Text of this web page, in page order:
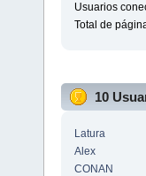
Usuarios
Total de
10
Latura
Alex
CONAN